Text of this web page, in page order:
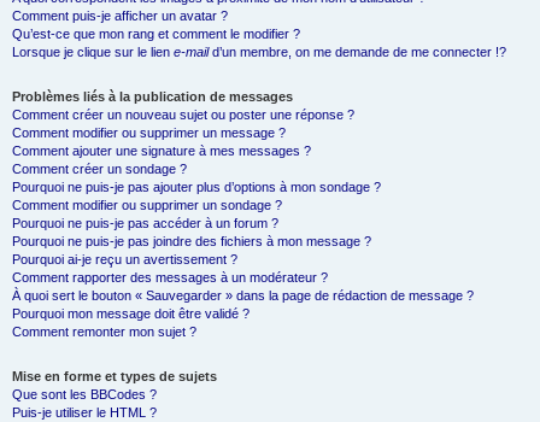
Comment puis-je afficher un avatar ?
Qu’est-ce que mon rang et comment le modifier ?
Lorsque je clique sur le lien e-maild’un membre, on me demande de me connecter !?
Problèmes liés à la publication de messages
Comment créer un nouveau sujet ou poster une réponse ?
Comment modifier ou supprimer un message ?
Comment ajouter une signature à mes messages ?
Comment créer un sondage ?
Pourquoi ne puis-je pas ajouter plus d’options à mon sondage ?
Comment modifier ou supprimer un sondage ?
Pourquoi ne puis-je pas accéder à un forum ?
Pourquoi ne puis-je pas joindre des fichiers à mon message ?
Pourquoi ai-je reçu un avertissement ?
Comment rapporter des messages à un modérateur ?
À quoi sert le bouton « Sauvegarder » dans la page de rédaction de message ?
Pourquoi mon message doit être validé ?
Comment remonter mon sujet ?
Mise en forme et types de sujets
Que sont les BBCodes ?
Puis-je utiliser le HTML ?